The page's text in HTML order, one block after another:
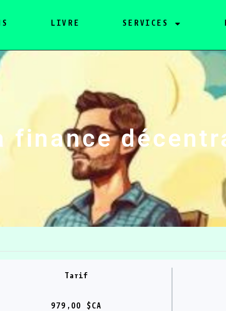
LIVRE SERVICES
finance
Tarif
979,00 $CA